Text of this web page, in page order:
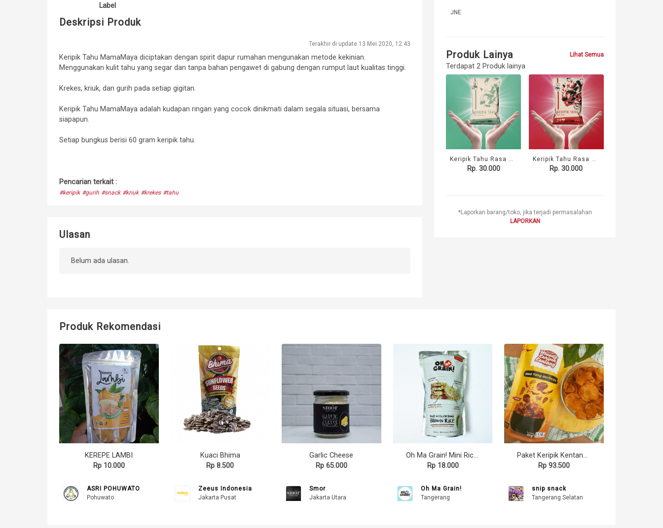
Label
Deskripsi Produk
Terakhir di update 13 Mei 2020, 12:43
Keripik Tahu MamaMaya diciptakan dengan spirit dapur rumahan mengunakan metode kekinian.
Menggunakan kulit tahu yang segar dan tanpa bahan pengawet di gabung dengan rumput laut kualitas tinggi.
Krekes, kriuk, dan gurih pada setiap gigitan.
Keripik Tahu MamaMaya adalah kudapan ringan yang cocok dinikmati dalam segala situasi, bersama
siapapun.
Setiap bungkus berisi 60 gram keripik tahu.
Pencarian terkait :
#keripik #gurih #snack #kriuk #krekes #tahu
Ulasan
Belum ada ulasan.
JNE
Produk Lainya
Terdapat 2 Produk lainya
Lihat Semua
Keripik Tahu Rasa Original
Rp. 30.000
Keripik Tahu Rasa Pedas
Rp. 30.000
*Laporkan barang/toko, jika terjadi permasalahan
LAPORKAN
Produk Rekomendasi
KEREPE LAMBI
Rp 10.000
ASRI POHUWATO
Pohuwato
Kuaci Bhima
Rp 8.500
Zeeus Indonesia
Jakarta Pusat
Garlic Cheese
Rp 65.000
Smor
Jakarta Utara
Oh Ma Grain! Mini Rice Cakes
Rp 18.000
Oh Ma Grain!
Tangerang
Paket Keripik Kentang Balado Mande 6pcs
Rp 93.500
snip snack
Tangerang Selatan